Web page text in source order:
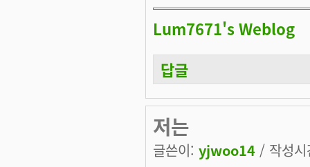
Lum7671's Weblog
답글
저는
글쓴이: yjwoo14 / 작성